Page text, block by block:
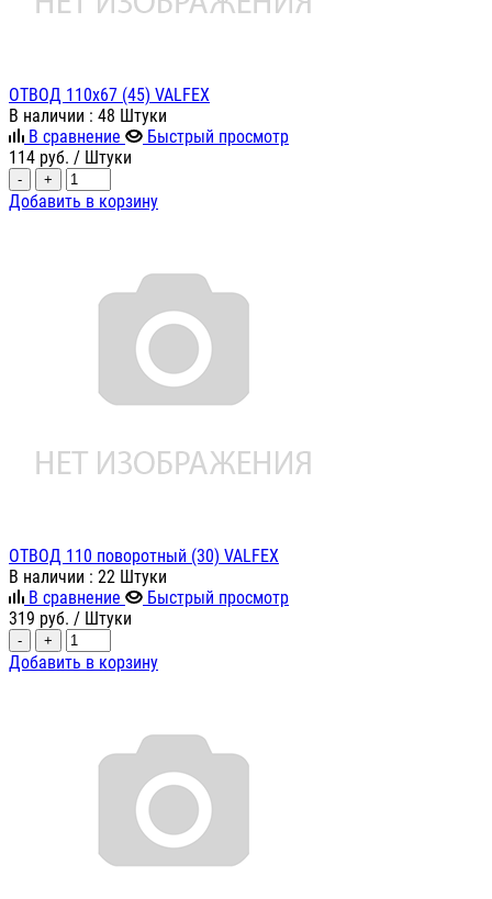
ОТВОД 110х67 (45) VALFEX
В наличии : 48 Штуки
В сравнение
Быстрый просмотр
114 руб. / Штуки
- +
Добавить в корзину
ОТВОД 110 поворотный (30) VALFEX
В наличии : 22 Штуки
В сравнение
Быстрый просмотр
319 руб. / Штуки
- +
Добавить в корзину